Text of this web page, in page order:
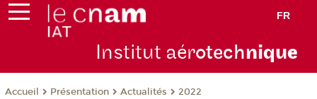
FR
Institut aérotechnique
Accueil Présentation Actualités 2022